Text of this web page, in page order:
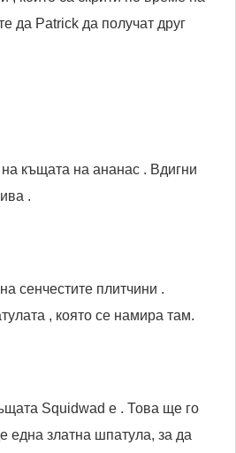
да Patrick да получат друг
къщата на ананас . Вдигни
.
сенчестите плитчини .
, която се намира там.
Squidwad е . Това ще го
една златна шпатула, за да